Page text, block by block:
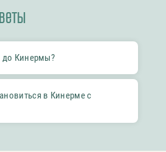
до Кинермы?
в Кинерме с